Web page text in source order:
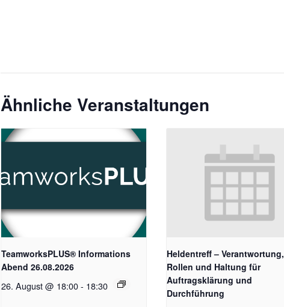
Ähnliche Veranstaltungen
TeamworksPLUS® Informations
Abend 26.08.2026
26. August @ 18:00 - 18:30
Heldentreff – Verantwortung,
Rollen und Haltung für
Auftragsklärung und
Durchführung